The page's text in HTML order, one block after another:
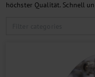
höchster Qualität. Schnell